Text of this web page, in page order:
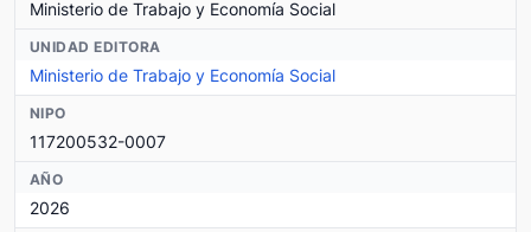
Ministerio de Trabajo y Economía Social
UNIDAD EDITORA
Ministerio de Trabajo y Economía Social
NIPO
117200532-0007
AÑO
2026